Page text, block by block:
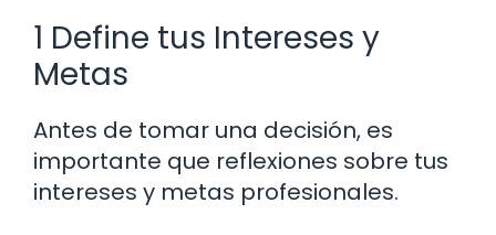
1 Define tus Intereses y
Metas
Antes de tomar una decisión, es
importante que reflexiones sobre tus
intereses y metas profesionales.